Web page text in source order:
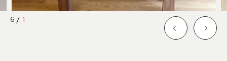
6 / 1